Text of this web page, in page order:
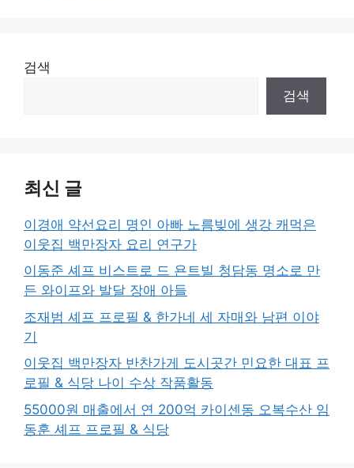
검색
검색
최신 글
이경애 약선요리 명인 아빠 노름빚에 생강 캐먹은
이웃집 백만장자 요리 연구가
이동준 셰프 비스트로 드 욘트빌 청담동 명소로 만
든 와이프와 발달 장애 아들
조재범 셰프 프로필 & 한가네 세 자매와 남편 이야
기
이웃집 백만장자 반찬가게 도시곳간 민요한 대표 프
로필 & 식당 나이 수상 작품활동
55000원 매출에서 연 200억 카이센동 오복수산 임
동훈 셰프 프로필 & 식당